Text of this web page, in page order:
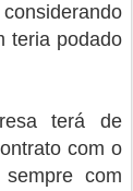
teria podado
terá de
com o
com